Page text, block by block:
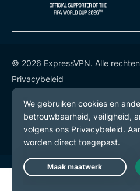
© 2026 ExpressVPN. Alle
Privacybeleid
Gebruiksvoorwaarden
Cookievoorkeuren